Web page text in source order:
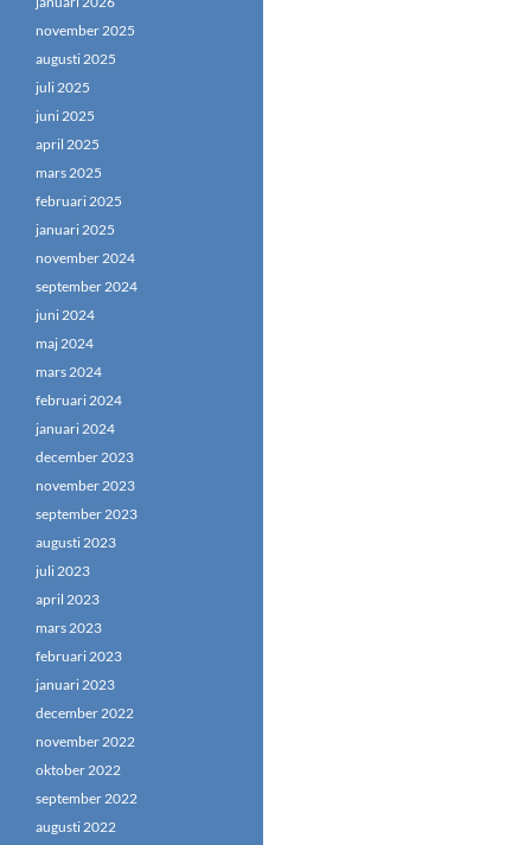
november 2025
augusti 2025
juli 2025
juni 2025
april 2025
mars 2025
februari 2025
januari 2025
november 2024
september 2024
juni 2024
maj 2024
mars 2024
februari 2024
januari 2024
december 2023
november 2023
september 2023
augusti 2023
juli 2023
april 2023
mars 2023
februari 2023
januari 2023
december 2022
november 2022
oktober 2022
september 2022
augusti 2022